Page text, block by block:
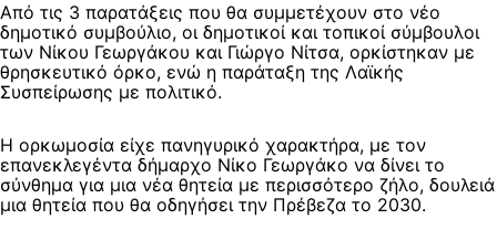
Από τις 3 παρατάξεις που θα συμμετέχουν στο νέο
δημοτικό συμβούλιο, οι δημοτικοί και τοπικοί σύμβουλοι
των Νίκου Γεωργάκου και Γιώργο Νίτσα, ορκίστηκαν με
θρησκευτικό όρκο, ενώ η παράταξη της Λαϊκής
Συσπείρωσης με πολιτικό.
Η ορκωμοσία είχε πανηγυρικό χαρακτήρα, με τον
επανεκλεγέντα δήμαρχο Νίκο Γεωργάκο να δίνει το
σύνθημα για μια νέα θητεία με περισσότερο ζήλο, δουλειά
μια θητεία που θα οδηγήσει την Πρέβεζα το 2030.